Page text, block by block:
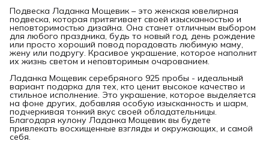
Подвеска Ладанка Мощевик – это женская ювелирная
подвеска, которая притягивает своей изысканностью и
неповторимостью дизайна. Она станет отличным выбором
для любого праздника, будь то новый год, день рождение
или просто хороший повод порадовать любимую маму,
жену или подругу. Красивое украшение, которое наполнит
их жизнь светом и неповторимым очарованием.
Ладанка Мощевик серебряного 925 пробы - идеальный
вариант подарка для тех, кто ценит высокое качество и
стильное исполнение. Это украшение, которое выделяется
на фоне других, добавляя особую изысканность и шарм,
подчеркивая тонкий вкус своей обладательницы.
Благодаря кулону Ладанка Мощевик вы будете
привлекать восхищенные взгляды и окружающих, и самой
себя.